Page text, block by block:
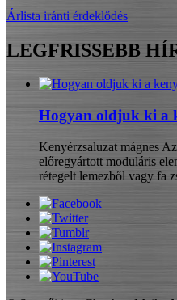
Árlista iránti érdeklődés
LEGFRISSEBB
Hogyan oldjuk ki a
Kenyérzsaluzat mágnes
előregyártott moduláris
rétegelt lemezből vagy fa